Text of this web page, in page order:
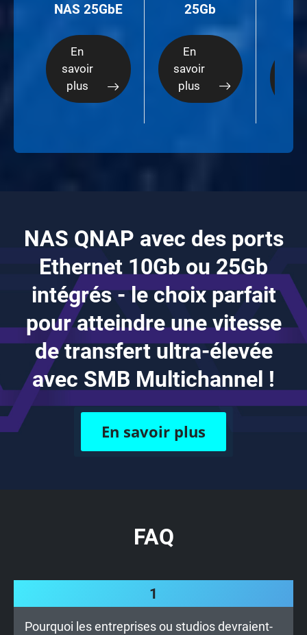
NAS 25GbE
En
savoir
plus
25Gb
En
savoir
plus
NAS QNAP avec des ports
Ethernet 10Gb ou 25Gb
intégrés - le choix parfait
pour atteindre une vitesse
de transfert ultra-élevée
avec SMB Multichannel !
En savoir plus
FAQ
1
Pourquoi les entreprises ou studios devraient-